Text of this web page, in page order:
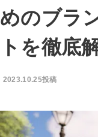
めのブラ
トを徹底
2023.10.25投稿